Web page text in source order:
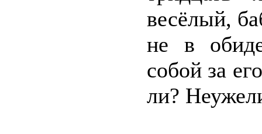
весёлый,
не в
собой за
ли?